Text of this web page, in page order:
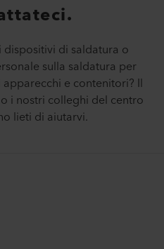
di saldatura o
sulla saldatura per
e contenitori? Il
i nostri colleghi del centro
lieti di aiutarvi.